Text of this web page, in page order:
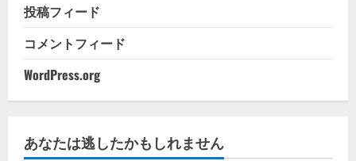
投稿フィード
コメントフィード
WordPress.org
あなたは逃したかもしれません